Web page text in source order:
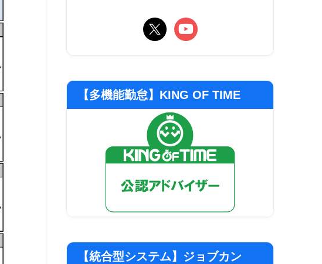
【多機能勤怠】KING OF TIME
【統合型システム】ジョブカン